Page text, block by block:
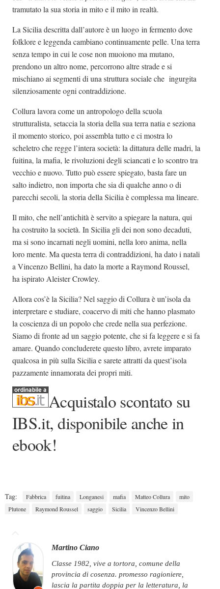
tramutato la sua storia in mito e il mito in realtà.
La Sicilia descritta dall’autore è un luogo in fermento dove
folklore e leggenda cambiano continuamente pelle. Una terra
senza tempo in cui le cose non muoiono ma mutano,
prendono un altro nome, percorrono altre strade e si
mischiano ai segmenti di una struttura sociale che ingurgita
silenziosamente ogni contraddizione.
Collura lavora come un antropologo della scuola
strutturalista, setaccia la storia della sua terra natia e seziona
il momento storico, poi assembla tutto e ci mostra lo
scheletro che regge l’intera società: la dittatura delle madri, la
fuitina, la mafia, le rivoluzioni degli sciancati e lo scontro tra
vecchio e nuovo. Tutto può essere spiegato, basta fare un
salto indietro, non importa che sia di qualche anno o di
parecchi secoli, la storia della Sicilia è complessa ma lineare.
Il mito, che nell’antichità è servito a spiegare la natura, qui
ha costruito la società. In Sicilia gli dei non sono decaduti,
ma si sono incarnati negli uomini, nella loro anima, nella
loro mente. Ma questa terra di contraddizioni, ha dato i natali
a Vincenzo Bellini, ha dato la morte a Raymond Roussel,
ha ispirato Aleister Crowley.
Allora cos’è la Sicilia? Nel saggio di Collura è un’isola da
interpretare e studiare, coacervo di miti che hanno plasmato
la coscienza di un popolo che crede nella sua perfezione.
Siamo di fronte ad un saggio potente, che si fa leggere e si fa
amare. Quando concluderete questo libro, avrete imparato
qualcosa in più sulla Sicilia e sarete attratti da quest’isola
pazzamente innamorata dei propri miti.
Acquistalo scontato su
IBS.it, disponibile anche in
ebook!
Tag: Fabbrica fuitina Longanesi mafia Matteo Collura
mito
Plutone
Raymond Roussel saggio Sicilia Vincenzo Bellini
Martino Ciano
classe 1982, vive a tortora, comune della
provincia di cosenza. promesso ragioniere,
lascia la partita doppia per la letteratura, la